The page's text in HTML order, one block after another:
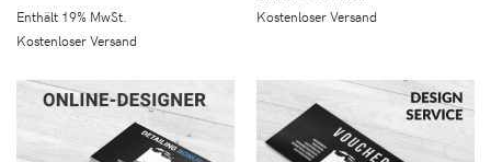
Enthält 19% MwSt.
Kostenloser Versand
Kostenloser Versand